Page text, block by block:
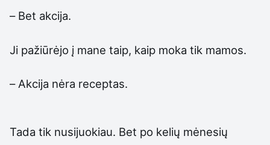
– Bet akcija.
Ji pažiūrėjo į mane taip, kaip moka tik mamos.
– Akcija nėra receptas.
Tada tik nusijuokiau. Bet po kelių mėnesių